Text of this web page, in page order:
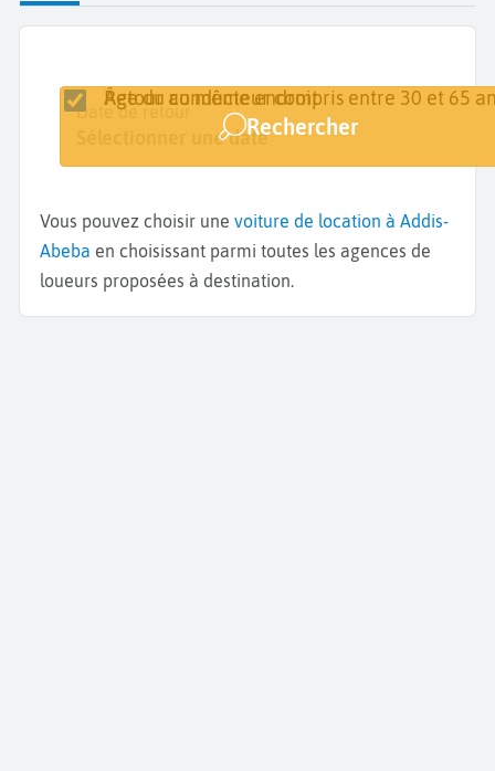
Lieu de retrait
Date de retrait
Sélectionner une date
Date de retour
Sélectionner une date
Retour au même endroit
Âge du conducteur compris entre 30 et 65
Rechercher
Vous pouvez choisir une voiture de location à Addis-
Abeba en choisissant parmi toutes les agences de
loueurs proposées à destination.